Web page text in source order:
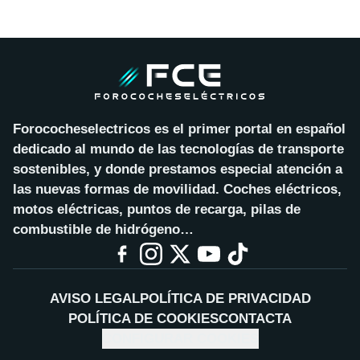
Forococheselectricos es el primer portal en español
dedicado al mundo de las tecnologías de transporte
sostenibles, y donde prestamos especial atención a
las nuevas formas de movilidad. Coches eléctricos,
motos eléctricas, puntos de recarga, pilas de
combustible de hidrógeno…
AVISO LEGALPOLÍTICA DE PRIVACIDAD
POLÍTICA DE COOKIESCONTACTA